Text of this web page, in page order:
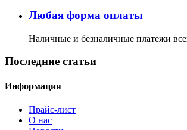
Любая форма оплаты
Наличные и безналичные платежи
Последние статьи
Информация
Прайс-лист
О нас